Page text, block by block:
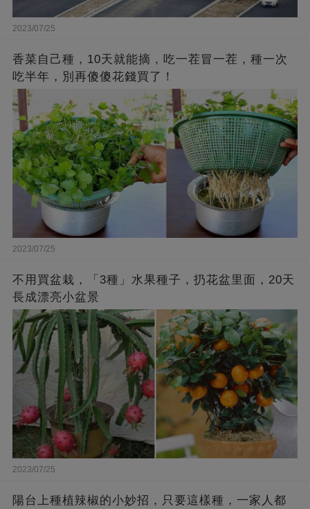
2023/07/25
香菜自己種，10天就能摘，吃一茬冒一茬，種一次
吃半年，別再傻傻花錢買了！
2023/07/25
不用買盆栽，「3種」水果種子，扔花盆里面，20天
長成漂亮小盆景
2023/07/25
陽台上種植辣椒的小妙招，只要這樣種，一家人都